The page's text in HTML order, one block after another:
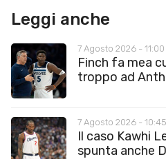
Leggi anche
7 Agosto 2026 - 11:00
Finch fa mea
troppo ad
7 Agosto 2026 - 10:45
Il caso Kawhi
spunta anche